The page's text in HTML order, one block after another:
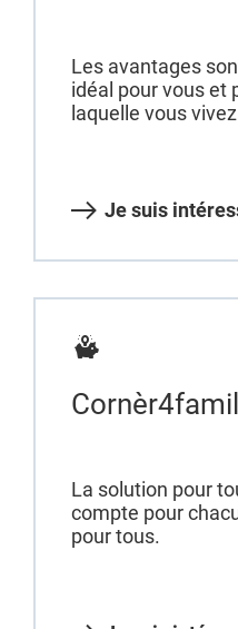
Les avantages
idéal pour vous et
laquelle vous
Je suis
La solution pour
compte pour
pour tous.